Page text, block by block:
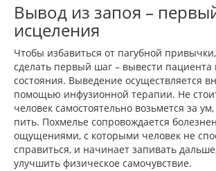
Вывод из запоя –
исцеления
Чтобы избавиться от пагубной
сделать первый шаг – вывести пациента
состояния. Выведение осуществляется
помощью инфузионной терапии. Не
человек самостоятельно возьмется за
пить. Похмелье сопровождается
ощущениями, с которыми человек не
справиться, и начинает запивать
улучшить физическое самочувствие.